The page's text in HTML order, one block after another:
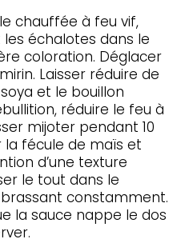
chauffée à feu vif,
les échalotes dans le
coloration. Déglacer
Laisser réduire de
et le bouillon
réduire le feu à
mijoter pendant 10
la fécule de maïs et
d’une texture
le tout dans le
constamment.
la sauce nappe le dos